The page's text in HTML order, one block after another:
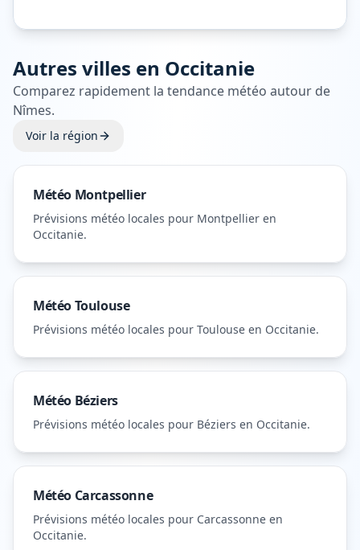
Autres villes en Occitanie
Comparez rapidement la tendance météo autour de
Nîmes.
Voir la région
Météo Montpellier
Prévisions météo locales pour Montpellier en
Occitanie.
MétéoToulouse
Prévisions météo locales pour Toulouse en Occitanie.
Météo Béziers
Prévisions météo locales pour Béziers en Occitanie.
Météo Carcassonne
Prévisions météo locales pour Carcassonne en
Occitanie.